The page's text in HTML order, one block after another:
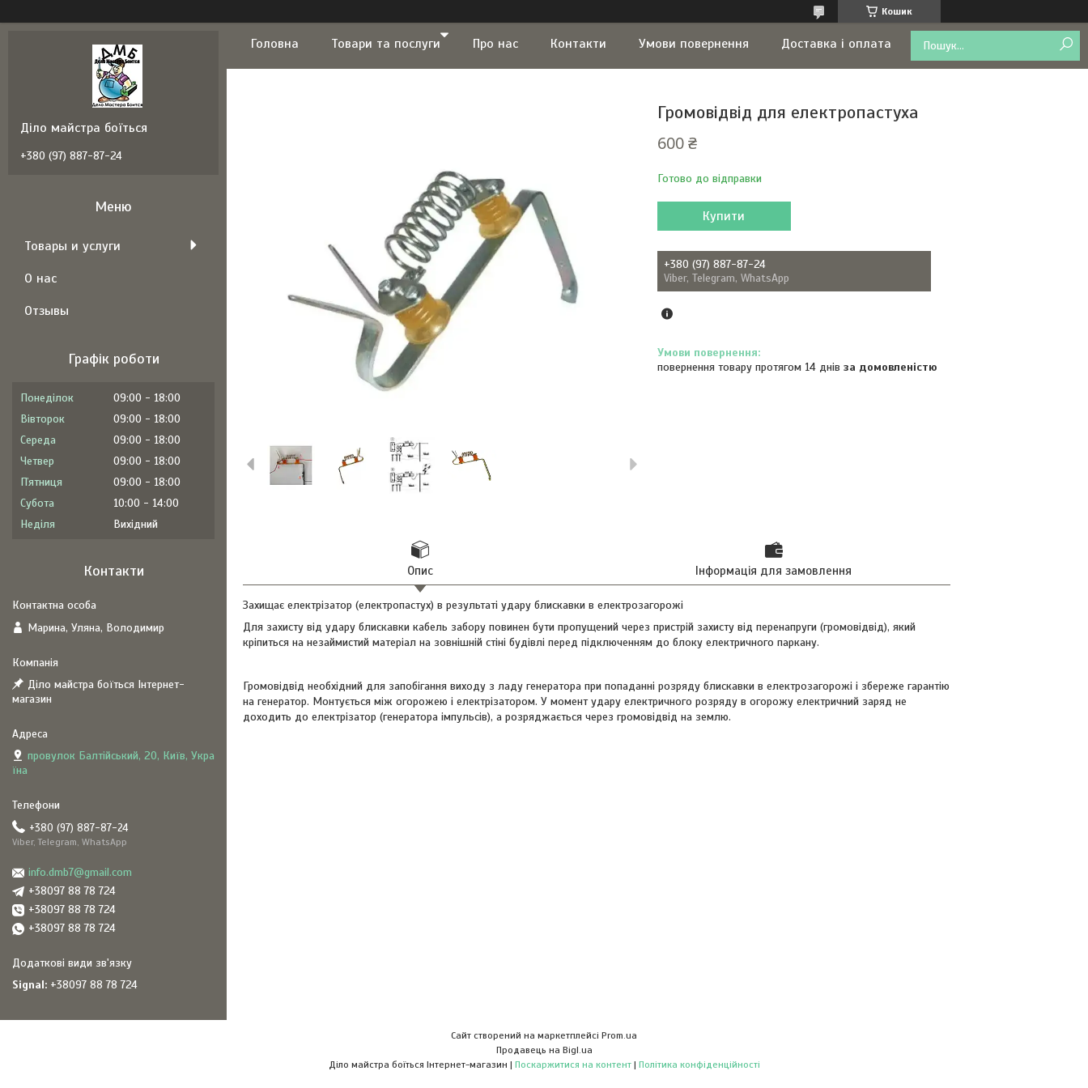
Кошик
Головна Товари та послуги Про нас Контакти Умови повернення Доставка і оплата
Громовідвід для електропастуха
600 ₴
Готово до відправки
Купити
+380 (97) 887-87-24
Viber, Telegram, WhatsApp
повернення товару протягом 14 днів за домовленістю
Опис Інформація для замовлення
Захищає електрізатор (електропастух) в результаті удару блискавки в електрозагорожі
Для захисту від удару блискавки кабель забору повинен бути пропущений через пристрій захисту від перенапруги (громовідвід), який
кріпиться на незаймистий матеріал на зовнішній стіні будівлі перед підключенням до блоку електричного паркану.
Громовідвід необхідний для запобігання виходу з ладу генератора при попаданні розряду блискавки в електрозагорожі і збереже гарантію
на генератор. Монтується між огорожею і електрізатором. У момент удару електричного розряду в огорожу електричний заряд не
доходить до електрізатор (генератора імпульсів), а розряджається через громовідвід на землю.
Діло майстра боїться
+380 (97) 887-87-24
Товары и услуги
О нас
Отзывы
Графік роботи
Понеділок 09:00
18:00
Вівторок
09:00
18:00
Середа
09:00
18:00
Четвер
09:00
18:00
Пʼятниця
09:00
18:00
Субота
10:00
14:00
Неділя
Вихідний
Контакти
Марина, Уляна, Володимир
Діло майстра боїться Інтернет-
магазин
провулок Балтійський, 20, Київ, Укра
їна
+380 (97) 887-87-24
Viber, Telegram, WhatsApp
info.dmb7@gmail.com
+38097 88 78 724
+38097 88 78 724
+38097 88 78 724
Signal +38097 88 78 724
Сайт створений на маркетплейсі Prom.ua
Продавець на Bigl.ua
Діло майстра боїться Інтернет-магазин | Поскаржитися на контент | Політика конфіденційності